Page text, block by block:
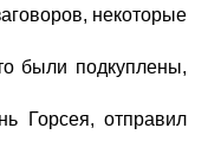
некоторые
были подкуплены,
Горсея, отправил